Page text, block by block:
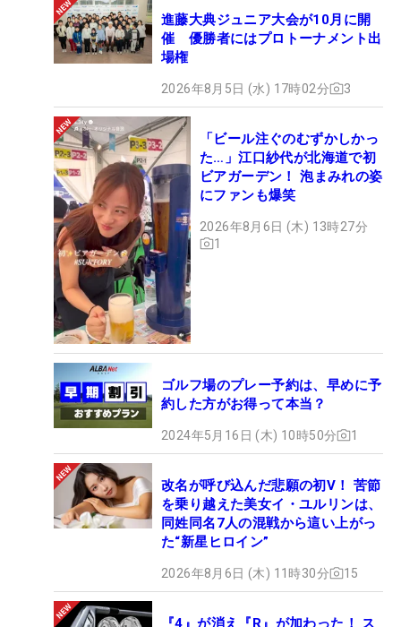
進藤大典ジュニア大会が10月に開
催 優勝者にはプロトーナメント出
場権
2026年8月5日 (水) 17時02分 3
「ビール注ぐのむずかしかっ
た…」江口紗代が北海道で初
ビアガーデン！ 泡まみれの姿
にファンも爆笑
2026年8月6日 (木) 13時27分
1
ゴルフ場のプレー予約は、早めに予
約した方がお得って本当？
2024年5月16日 (木) 10時50分 1
改名が呼び込んだ悲願の初V！ 苦節
を乗り越えた美女イ・ユルリンは、
同姓同名7人の混戦から這い上がっ
た“新星ヒロイン”
2026年8月6日 (木) 11時30分 15
『4』が消え『R』が加わった！ ス